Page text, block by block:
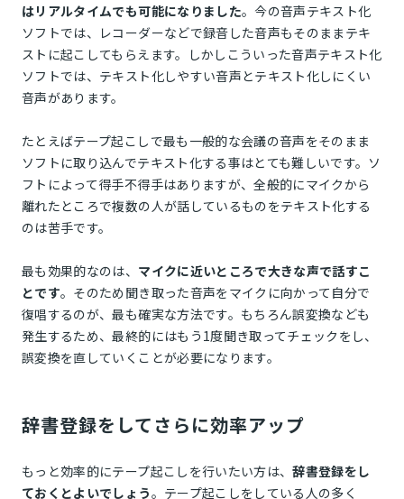
はリアルタイムでも可能になりました。今の音声テキスト化
ソフトでは、レコーダーなどで録音した音声もそのままテキ
ストに起こしてもらえます。しかしこういった音声テキスト化
ソフトでは、テキスト化しやすい音声とテキスト化しにくい
音声があります。
たとえばテープ起こしで最も一般的な会議の音声をそのまま
ソフトに取り込んでテキスト化する事はとても難しいです。ソ
フトによって得手不得手はありますが、全般的にマイクから
離れたところで複数の人が話しているものをテキスト化する
のは苦手です。
最も効果的なのは、 マイクに近いところで大きな声で話すこ
とです。そのため聞き取った音声をマイクに向かって自分で
復唱するのが、最も確実な方法です。もちろん誤変換なども
発生するため、最終的にはもう1度聞き取ってチェックをし、
誤変換を直していくことが必要になります。
辞書登録をしてさらに効率アップ
もっと効率的にテープ起こしを行いたい方は、辞書登録をし
ておくとよいでしょう。テープ起こしをしている人の多く